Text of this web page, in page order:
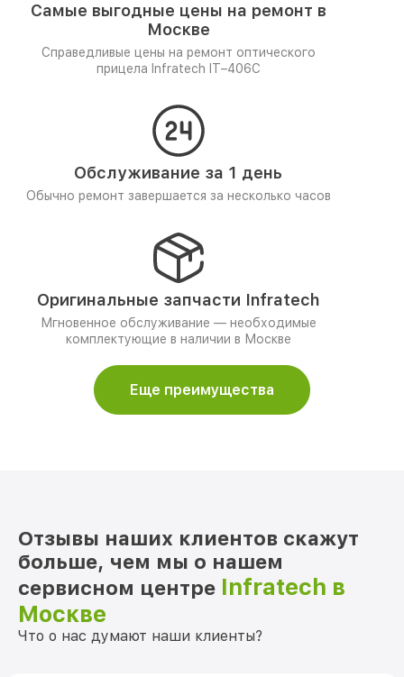
Самые выгодные цены на ремонт в
Москве
Справедливые цены на ремонт оптического
прицела Infratech IT–406С
Обслуживание за 1 день
Обычно ремонт завершается за несколько часов
Оригинальные запчасти Infratech
Мгновенное обслуживание — необходимые
комплектующие в наличии в Москве
Еще преимущества
Отзывы наших клиентов скажут
больше, чем мы о нашем
сервисном центре Infratech в
Москве
Что о нас думают наши клиенты?